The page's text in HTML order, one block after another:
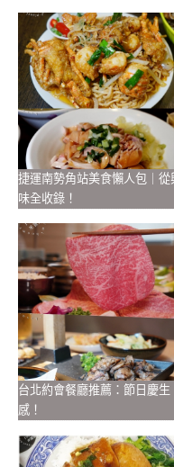
捷運南勢角站美食懶人包｜
味全收錄！
台北約會餐廳推薦：節日慶
感！